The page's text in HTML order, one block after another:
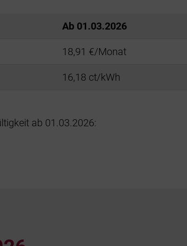
Ab 01.03.2026
18,91 €/Monat
16,18 ct/kWh
ab 01.03.2026: